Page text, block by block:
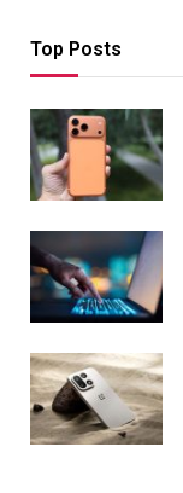
Top Posts